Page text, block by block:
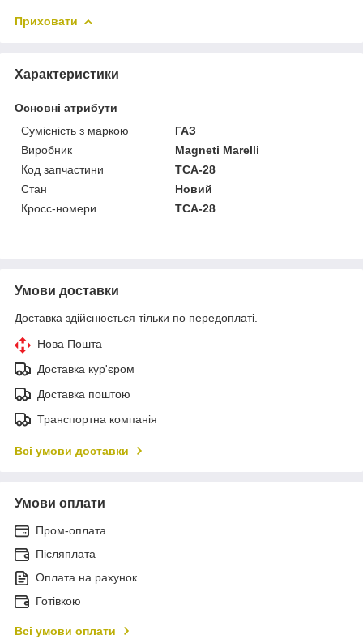
Приховати
Характеристики
Основні атрибути
Сумісність з маркою
ГАЗ
Виробник
Magneti Marelli
Код запчастини
TCA-28
Стан
Новий
Кросс-номери
TCA-28
Умови доставки
Доставка здійснюється тільки по передоплаті.
Нова Пошта
Доставка кур'єром
Доставка поштою
Транспортна компанія
Всі умови доставки
Умови оплати
Пром-оплата
Післяплата
Оплата на рахунок
Готівкою
Всі умови оплати